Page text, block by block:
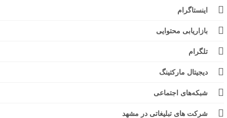
اینستاگرام
بازاریابی محتوایی
تلگرام
دیجیتال مارکتینگ
شبکه‌های اجتماعی
شرکت های تبلیغاتی در مشهد